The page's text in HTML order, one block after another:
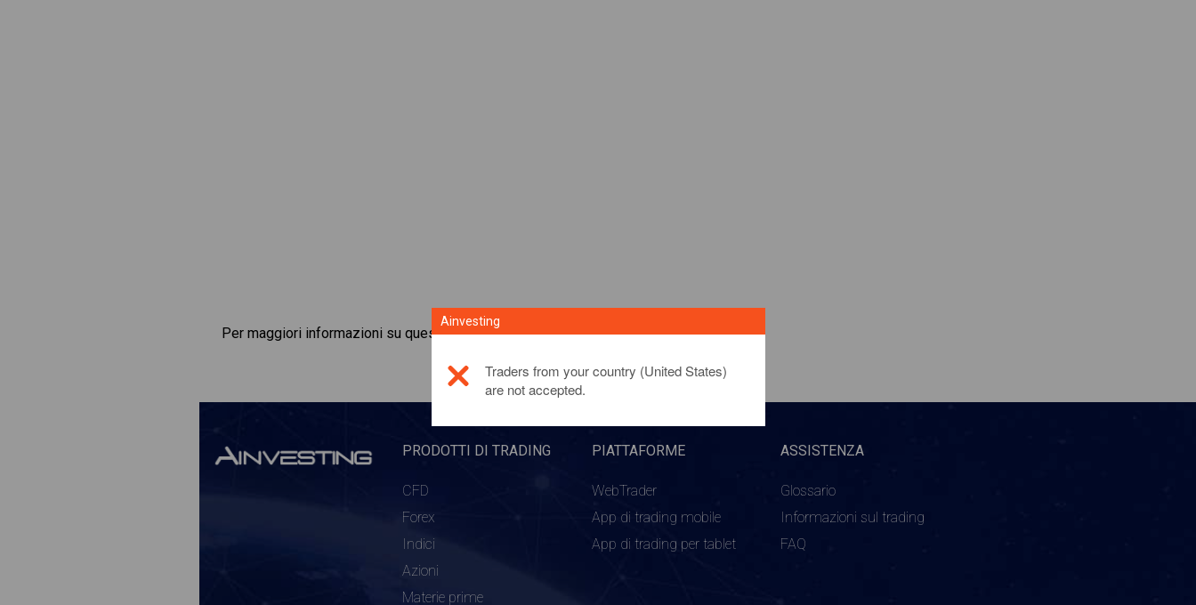
Per maggiori informazioni su questo prodotto di investimento,fai clic qui
PRODOTTI DI TRADING
CFD
Forex
Indici
Azioni
Materie prime
PIATTAFORME
WebTrader
App di trading mobile
App di trading per tablet
ASSISTENZA
Glossario
Informazioni sul trading
FAQ
Ainvesting
Traders from your country (United States)
are not accepted.